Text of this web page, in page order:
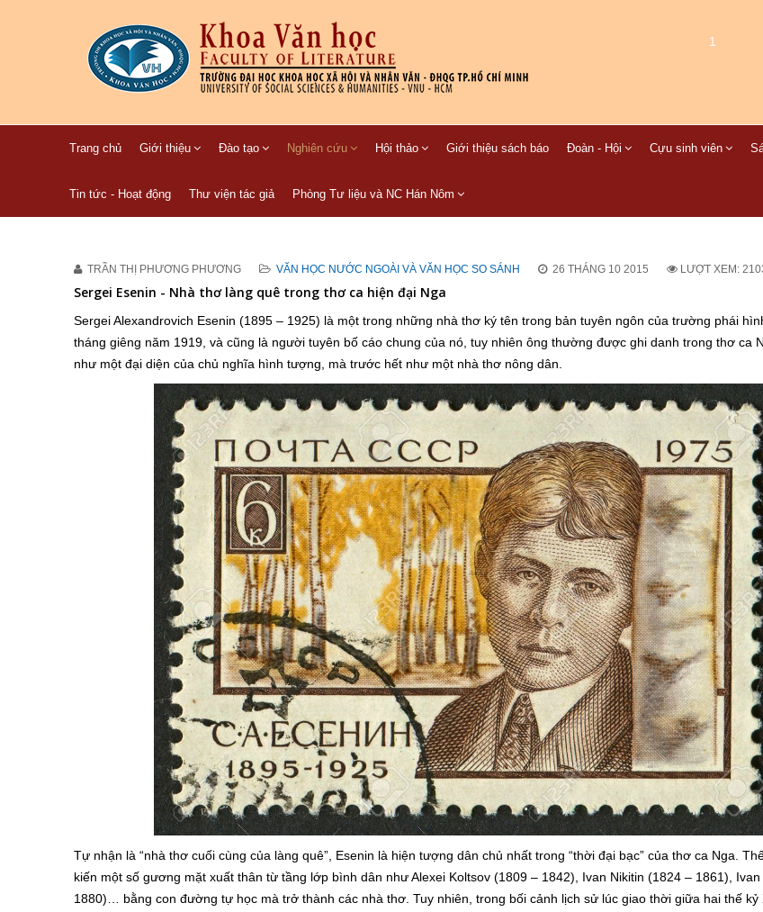
1
Trang chủ Giới thiệu Đào tạo Nghiên cứu Hội thảo Giới thiệu sách báo Đoàn - Hội Cựu sinh viên
Tin tức - Hoạt động Thư viện tác giả Phòng Tư liệu và NC Hán Nôm
TRẦN THỊ PHƯƠNG PHƯƠNG VĂN HỌC NƯỚC NGOÀI VÀ VĂN HỌC SO SÁNH 26 THÁNG 10 2015 LƯỢT XEM:
Sergei Esenin - Nhà thơ làng quê trong thơ ca hiện đại Nga
Sergei Alexandrovich Esenin (1895 – 1925) là một trong những nhà thơ ký tên trong bản tuyên ngôn của trường phái
tháng giêng năm 1919, và cũng là người tuyên bố cáo chung của nó, tuy nhiên ông thường được ghi danh trong thơ ca
như một đại diện của chủ nghĩa hình tượng, mà trước hết như một nhà thơ nông dân.
Tự nhận là “nhà thơ cuối cùng của làng quê”, Esenin là hiện tượng dân chủ nhất trong “thời đại bạc” của thơ ca Nga.
kiến một số gương mặt xuất thân từ tầng lớp bình dân như Alexei Koltsov (1809 – 1842), Ivan Nikitin (1824 – 1861),
1880)… bằng con đường tự học mà trở thành các nhà thơ. Tuy nhiên, trong bối cảnh lịch sử lúc giao thời giữa hai thế kỷ